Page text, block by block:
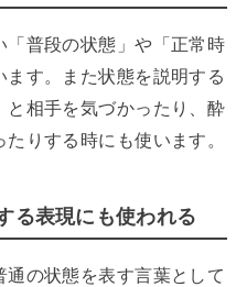
「普段の状態」や「正常時
す。また状態を説明する
と相手を気づかったり、酔
りする時にも使います。
る表現にも使われる
通の状態を表す言葉として